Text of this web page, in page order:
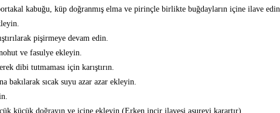
kabuğu, küp doğranmış elma ve pirinçle birlikte buğdayların içine ilave edin.
pişirmeye devam edin.
ve fasulye ekleyin.
dibi tutmaması için karıştırın.
bakılarak sıcak suyu azar azar ekleyin.
küçük doğrayın ve içine ekleyin (Erken incir ilavesi aşureyi karartır)